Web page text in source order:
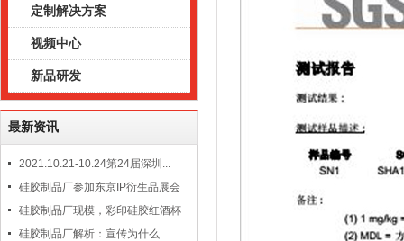
定制解决方案
视频中心
新品研发
最新资讯
2021.10.21-10.24第24届深圳...
硅胶制品厂参加东京IP衍生品展会
硅胶制品厂现模，彩印硅胶红酒杯
硅胶制品厂解析：宣传为什么...